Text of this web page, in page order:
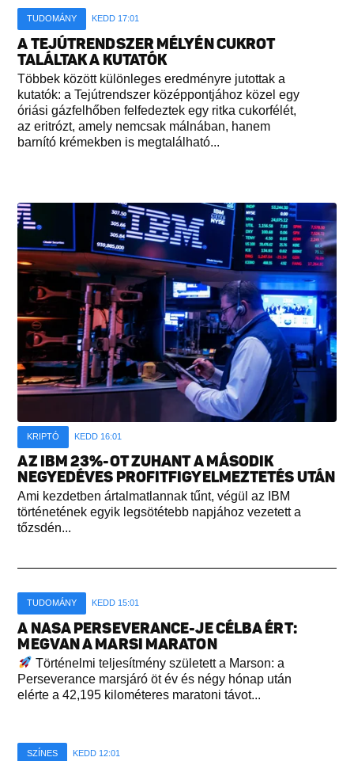
TUDOMÁNY KEDD 17:01
A TEJÚTRENDSZER MÉLYÉN CUKROT
TALÁLTAK A KUTATÓK
Többek között különleges eredményre jutottak a
kutatók: a Tejútrendszer középpontjához közel egy
óriási gázfelhőben felfedeztek egy ritka cukorfélét,
az eritrózt, amely nemcsak málnában, hanem
barnító krémekben is megtalálható...
KRIPTÓ KEDD 16:01
AZ IBM 23%-OT ZUHANT A MÁSODIK
NEGYEDÉVES PROFITFIGYELMEZTETÉS UTÁN
Ami kezdetben ártalmatlannak tűnt, végül az IBM
történetének egyik legsötétebb napjához vezetett a
tőzsdén...
TUDOMÁNY KEDD 15:01
A NASA PERSEVERANCE-JE CÉLBA ÉRT:
MEGVAN A MARSI MARATON
Történelmi teljesítmény született a Marson: a
Perseverance marsjáró öt év és négy hónap után
elérte a 42,195 kilométeres maratoni távot...
SZÍNES KEDD 12:01